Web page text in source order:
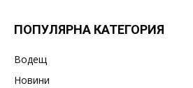
ПОПУЛЯРНА КАТЕГОРИЯ
Водещ
Новини